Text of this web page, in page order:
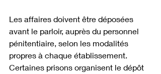
Les affaires doivent être déposées
avant le parloir, auprès du personnel
pénitentiaire, selon les modalités
propres à chaque établissement.
Certaines prisons organisent le dépôt